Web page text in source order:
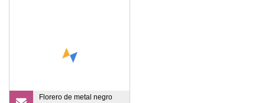
Florero de metal negro